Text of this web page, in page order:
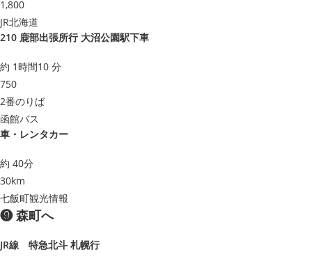
1,800
JR北海道
210 鹿部出張所行 大沼公園駅下車
約 1時間10 分
750
2番のりば
函館バス
車・レンタカー
約 40分
30km
七飯町観光情報
❾ 森町へ
JR線 特急北斗 札幌行